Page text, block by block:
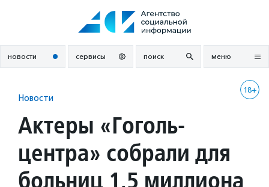
новости сервисы поиск меню
18+
Новости
Актеры «Гоголь-
центра» собрали для
больниц 1,5 миллиона